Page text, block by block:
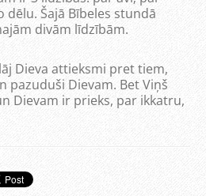
Šajā Bībeles stundā
divām līdzībām.
Dieva attieksmi pret tiem,
pazuduši Dievam. Bet Viņš
Dievam ir prieks, par ikkatru,